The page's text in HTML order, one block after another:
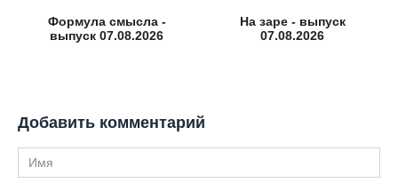
Формула смысла -
выпуск 07.08.2026
На заре - выпуск
07.08.2026
Добавить комментарий
Имя